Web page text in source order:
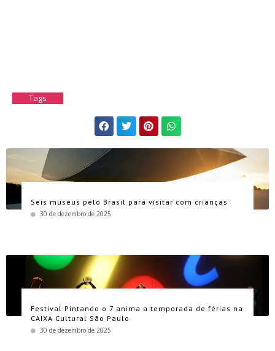
Tags
Seis museus pelo Brasil para visitar com crianças
30 de dezembro de 2025
Festival Pintando o 7 anima a temporada de férias na
CAIXA Cultural São Paulo
30 de dezembro de 2025